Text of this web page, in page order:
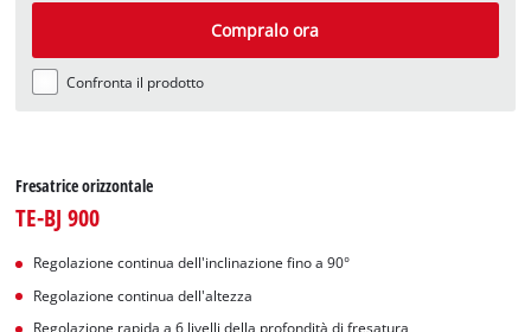
Compralo ora
Confronta il prodotto
Fresatrice orizzontale
TE-BJ 900
Regolazione continua dell'inclinazione fino a 90°
Regolazione continua dell'altezza
Regolazione rapida a 6 livelli della profondità di fresatura